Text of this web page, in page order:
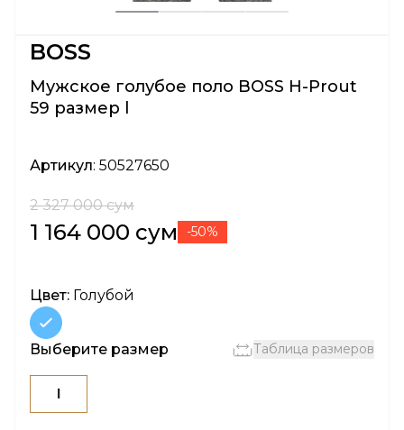
BOSS
Мужское голубое поло BOSS H-Prout
59 размер l
Артикул: 50527650
2 327 000 сум
1 164 000 сум -50%
Цвет: Голубой
Выберите размер Таблица размеров
l